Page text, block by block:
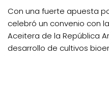
Con una fuerte apuesta
celebró un convenio con
Aceitera de la República
desarrollo de cultivos